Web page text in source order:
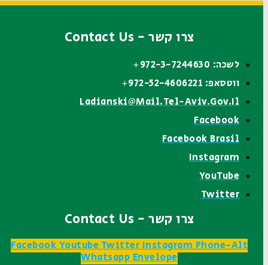
צרו קשר - Contact Us
לשכה: 972-3-7244630+
ווטסאפ: 972-52-4606221+
Ladianski@mail.tel-Aviv.gov.il
Facebook
Facebook Brasil
Instagram
YouTube
Twitter
צרו קשר - Contact Us
FacebookYoutubeTwitterInstagramPhone-Alt
WhatsappEnvelope